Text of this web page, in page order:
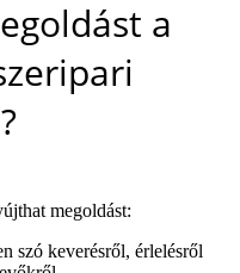
a
megoldást:
szó keverésről, érlelésről